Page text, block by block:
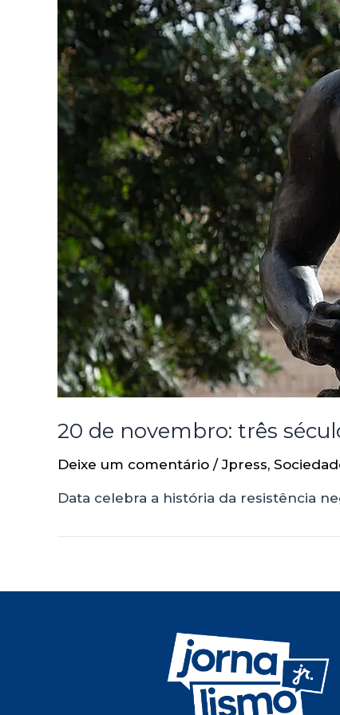
20 de novembro: três
Deixe um comentário /Jpress,
Data celebra a história da resistência